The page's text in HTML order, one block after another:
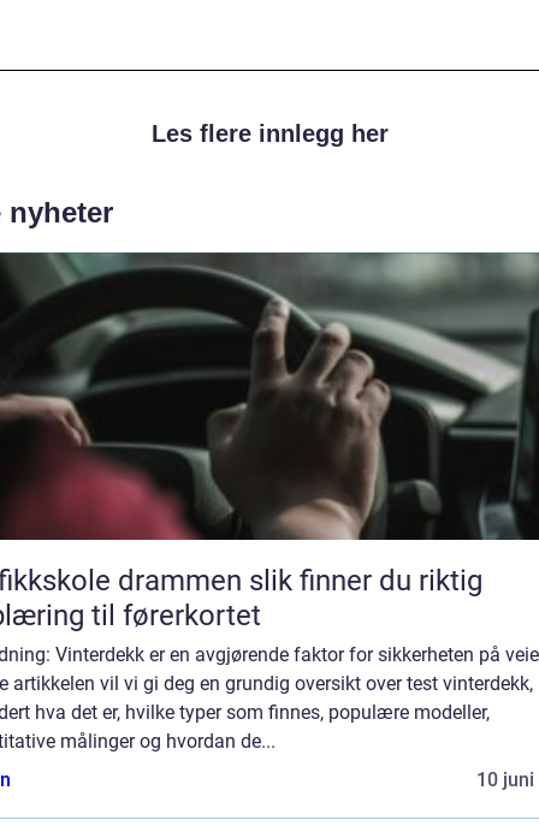
Les flere innlegg her
nyheter
drammen slik finner du riktig
til førerkortet
Vinterdekk er en avgjørende faktor for sikkerheten på
artikkelen vil vi gi deg en grundig oversikt over test vinterdekk,
hva det er, hvilke typer som finnes, populære modeller,
målinger og hvordan de...
10 juni